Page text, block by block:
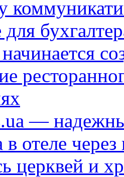
—
отеле через
церквей и